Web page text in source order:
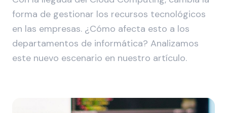
forma de gestionar los recursos tecnológicos
en las empresas. ¿Cómo afecta esto a los
departamentos de informática? Analizamos
este nuevo escenario en nuestro artículo.